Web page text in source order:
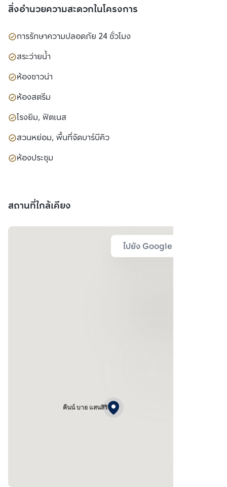
สิ่งอำนวยความสะดวกในโครงการ
การรักษาความปลอดภัย 24 ชั่วโมง
สระว่ายน้ำ
ห้องซาวน่า
ห้องสตรีม
โรงยิม, ฟิตเนส
สวนหย่อม, พื้นที่จัดบาร์บีคิว
ห้องประชุม
สถานที่ใกล้เคียง
ไปยัง Google Map
คีนน์ บาย แสนสิริ